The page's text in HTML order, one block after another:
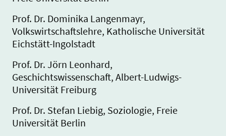
Prof. Dr. Dominika Langenmayr,
Volkswirtschaftslehre, Katholische Universität
Eichstätt-Ingolstadt
Prof. Dr. Jörn Leonhard,
Geschichtswissenschaft, Albert-Ludwigs-
Universität Freiburg
Prof. Dr. Stefan Liebig, Soziologie, Freie
Universität Berlin